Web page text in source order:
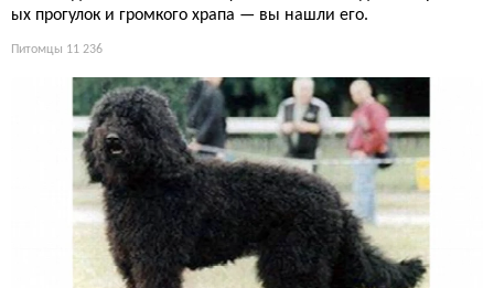
ых прогулок и громкого храпа — вы нашли его.
Питомцы 11 236